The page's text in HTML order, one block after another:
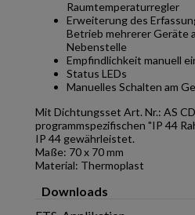
Raumtemperaturregler
Erweiterung des
Betrieb mehrerer Geräte
Nebenstelle
Empfindlichkeit manuell
Status LEDs
Manuelles Schalten am
Mit Dichtungsset Art. Nr.: AS
programmspezifischen "IP 44
IP 44 gewährleistet.
Maße: 70 x 70 mm
Material: Thermoplast
Downloads